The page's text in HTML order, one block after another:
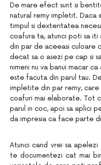
De mare efect sunt si
natural remy impletit. Daca
timpul si dexteritatea
coafura ta, atunci poti sa
din par de aceeasi culoare
decat sa o asezi pe cap si
nimeni nu va banui macar
este facuta din parul tau.
impletite din par remy,
coafuri mai elaborate. Tot
parul in coc, apoi sa aplici
da impresia ca face parte
Atunci cand vrei sa apelezi
te documentezi cat mai